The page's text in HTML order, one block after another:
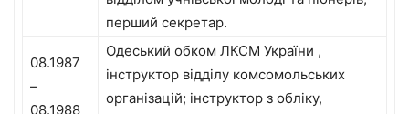
перший секретар.
08.1987
–
08.1988
Одеський обком ЛКСМ України ,
інструктор відділу комсомольських
організацій; інструктор з обліку,